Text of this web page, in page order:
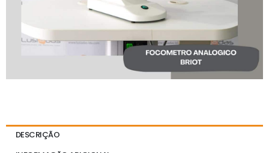
DESCRIÇÃO